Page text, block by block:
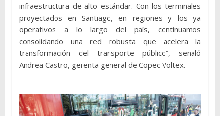
infraestructura de alto estándar. Con los terminales
proyectados en Santiago, en regiones y los ya
operativos a lo largo del país, continuamos
consolidando una red robusta que acelera la
transformación del transporte público”, señaló
Andrea Castro, gerenta general de Copec Voltex.